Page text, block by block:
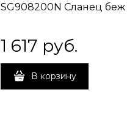
SG908200N Сланец беж
1 617 руб.
В корзину